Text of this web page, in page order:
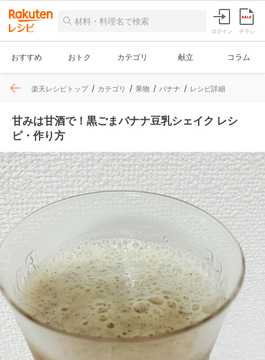
ログイン チラシ
おすすめ おトク カテゴリ 献立 コラム
楽天レシピトップ カテゴリ 果物 バナナ レシピ詳細
甘みは甘酒で！黒ごまバナナ豆乳シェイク レシ
ピ・作り方